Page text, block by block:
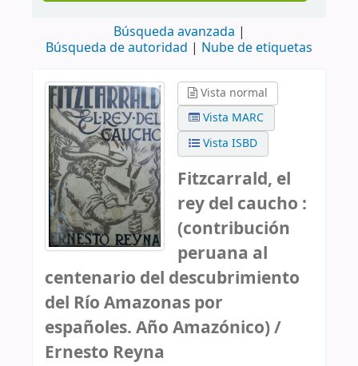
Búsqueda avanzada
Búsqueda de autoridad
Nube de etiquetas
Vista normal
Vista MARC
Vista ISBD
Fitzcarrald, el
rey del caucho :
(contribución
peruana al
centenario del descubrimiento
del Río Amazonas por
españoles. Año Amazónico) /
Ernesto Reyna